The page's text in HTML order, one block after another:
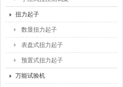
扭力起子
数显扭力起子
表盘式扭力起子
预置式扭力起子
万能试验机